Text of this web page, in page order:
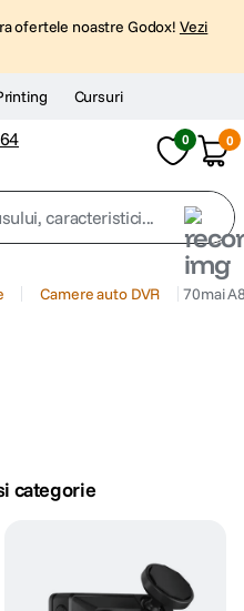
ofertele noastre Godox! Vezi
Cursuri
0 0
caracteristici...
Camere auto DVR 70mai
categorie